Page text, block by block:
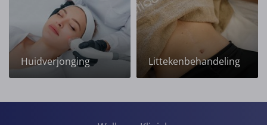
Huidverjonging Littekenbehandeling